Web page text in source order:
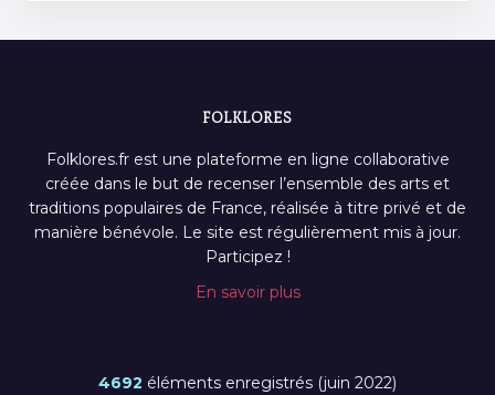
FOLKLORES
Folklores.fr est une plateforme en ligne collaborative
créée dans le but de recenser l’ensemble des arts et
traditions populaires de France, réalisée à titre privé et de
manière bénévole. Le site est régulièrement mis à jour.
Participez !
En savoir plus
4692 éléments enregistrés (juin 2022)